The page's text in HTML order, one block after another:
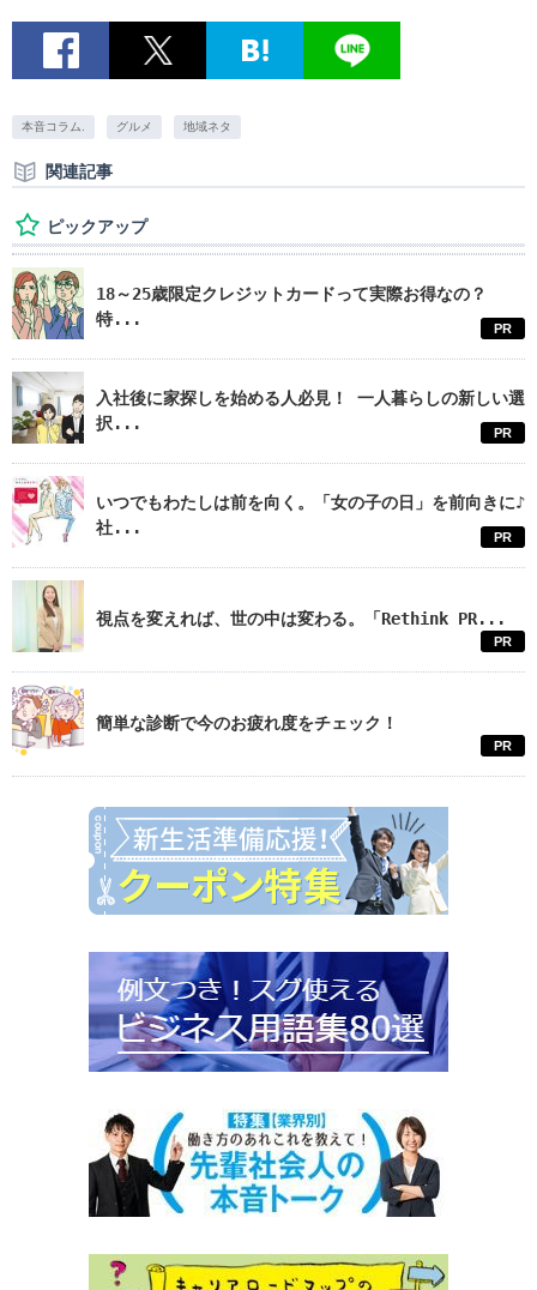
本音コラム. グルメ 地域ネタ
関連記事
ピックアップ
18～25歳限定クレジットカードって実際お得なの？
特...
PR
入社後に家探しを始める人必見！ 一人暮らしの新しい選
択...
PR
いつでもわたしは前を向く。「女の子の日」を前向きに♪
社...
PR
視点を変えれば、世の中は変わる。「Rethink PR...
PR
簡単な診断で今のお疲れ度をチェック！
PR